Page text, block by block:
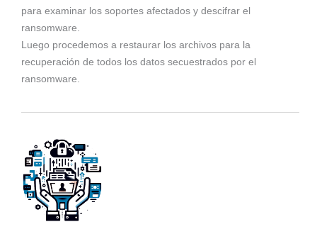
para examinar los soportes afectados y descifrar el
ransomware.
Luego procedemos a restaurar los archivos para la
recuperación de todos los datos secuestrados por el
ransomware.